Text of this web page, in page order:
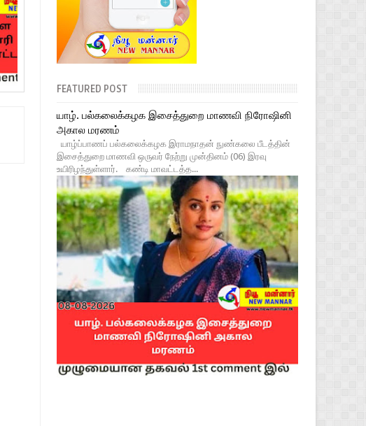
FEATURED POST
யாழ். பல்கலைக்கழக இசைத்துறை மாணவி நிரோஷினி
அகால மரணம்
யாழ்ப்பாணப் பல்கலைக்கழக இராமநாதன் நுண்கலை பீடத்தின்
இசைத்துறை மாணவி ஒருவர் நேற்று முன்தினம் (06) இரவு
உயிரிழந்துள்ளார். கண்டி மாவட்டத்த...